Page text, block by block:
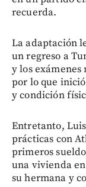
recuerda.
La adaptación
un regreso a
y los
por lo que
y condición
Entretanto,
prácticas con
primeros
una vivienda
su hermana y